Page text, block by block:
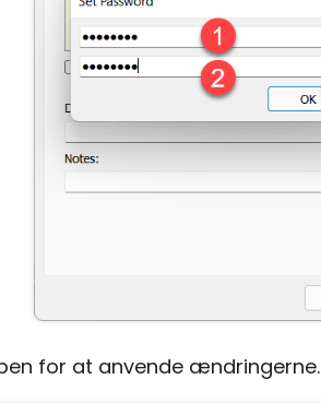
for at anvende ændringerne.